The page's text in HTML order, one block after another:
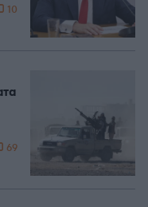
10
69